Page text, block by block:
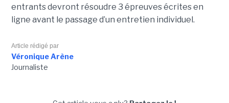
entrants devront résoudre 3 épreuves écrites en
ligne avant le passage d’un entretien individuel.
Article rédigé par
Véronique Arène
Journaliste